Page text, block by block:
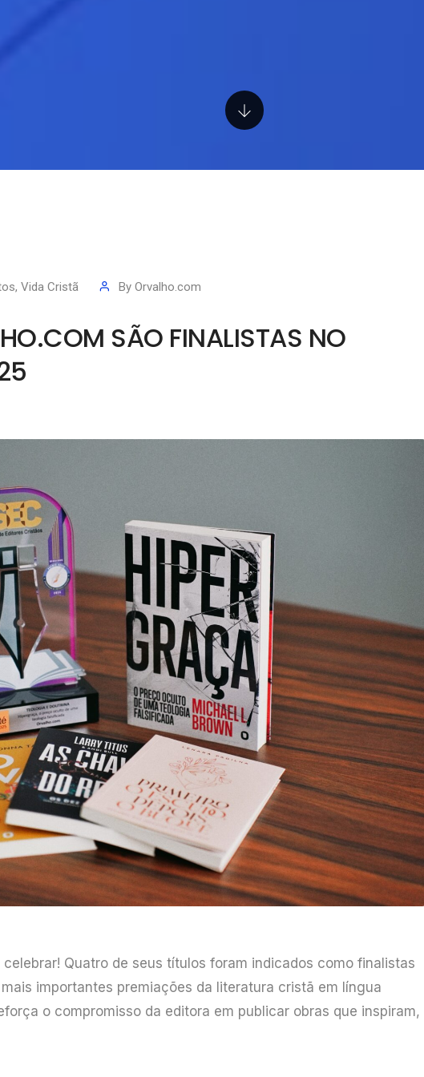
, Vida Cristã By Orvalho.com
SÃO FINALISTAS NO
Quatro de seus títulos foram indicados como finalistas
importantes premiações da literatura cristã em língua
o compromisso da editora em publicar obras que inspiram,